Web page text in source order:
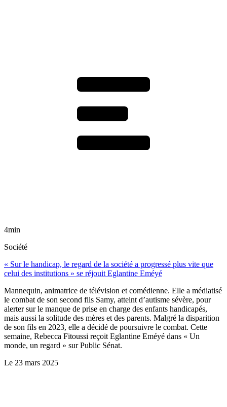
4min
Société
« Sur le handicap, le regard de la société a progressé plus vite que
celui des institutions » se réjouit Eglantine Eméyé
Mannequin, animatrice de télévision et comédienne. Elle a médiatisé
le combat de son second fils Samy, atteint d’autisme sévère, pour
alerter sur le manque de prise en charge des enfants handicapés,
mais aussi la solitude des mères et des parents. Malgré la disparition
de son fils en 2023, elle a décidé de poursuivre le combat. Cette
semaine, Rebecca Fitoussi reçoit Eglantine Eméyé dans « Un
monde, un regard » sur Public Sénat.
Le 23 mars 2025